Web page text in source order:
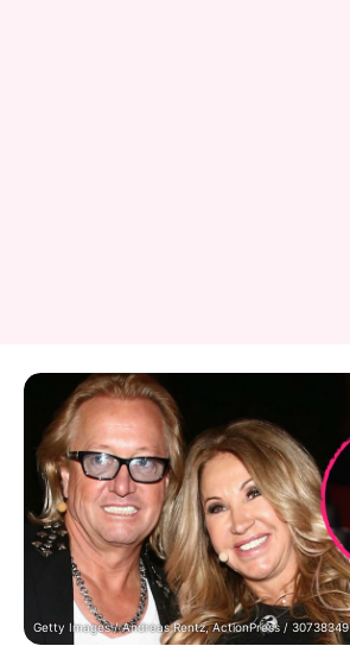
Getty Images / Andreas Rentz, ActionPress / 30738349